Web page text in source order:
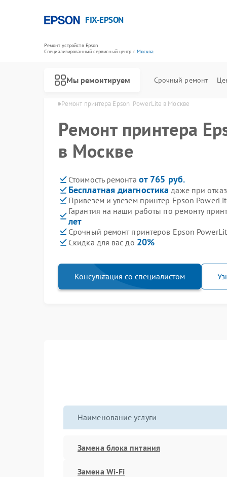
FIX-EPSON
Ремонт устройств Epson
Специализированный cервисный центр г.Москва
Мы ремонтируем Срочный ремонт
Ремонт принтера Epson  PowerLite в Москве
Ремонт принтера
в Москве
Стоимость ремонта от 765 руб.
Бесплатная диагностика даже при
Привезем и увезем принтер Epson
Гарантия на наши работы по ремонту
лет
Срочный ремонт принтеров Epson
Скидка для вас до 20%
Консультация со специалистом
Наименование услуги
Замена блока питания
Замена Wi-Fi